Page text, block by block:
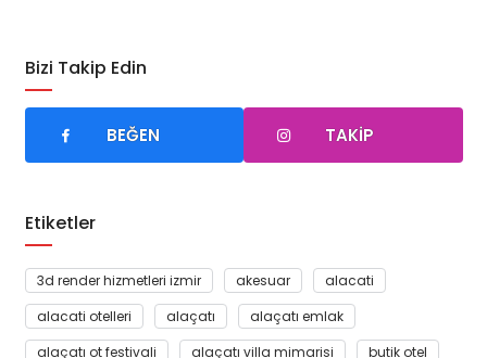
– yapılan işler 1
-yapılan işler 2
-yapılan işler 3
seramik/Fayans
isim soyisim
Bizi Takip Edin
BEĞEN TAKIP
Etiketler
3d render hizmetleri izmir akesuar
alacati
alacati otelleri
alaçatı
alaçatı emlak
alaçatı ot festivali
alaçatı villa mimarisi
butik otel